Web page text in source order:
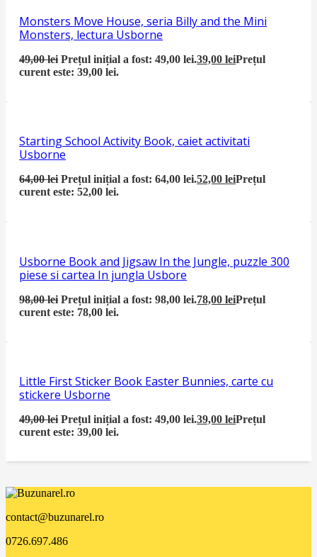
Monsters Move House, seria Billy and the Mini
Monsters, lectura Usborne
49,00lei Prețul inițial a fost: 49,00 lei.39,00leiPrețul
curent este: 39,00 lei.
Starting School Activity Book, caiet activitati
Usborne
64,00lei Prețul inițial a fost: 64,00 lei.52,00leiPrețul
curent este: 52,00 lei.
Usborne Book and Jigsaw In the Jungle, puzzle 300
piese si cartea In jungla Usbore
98,00lei Prețul inițial a fost: 98,00 lei.78,00leiPrețul
curent este: 78,00 lei.
Little First Sticker Book Easter Bunnies, carte cu
stickere Usborne
49,00lei Prețul inițial a fost: 49,00 lei.39,00leiPrețul
curent este: 39,00 lei.
contact@buzunarel.ro
0726.697.486